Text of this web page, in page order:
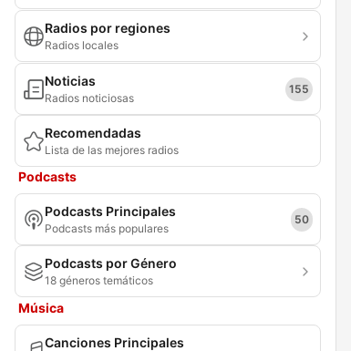
Radios por regiones
Radios locales
Noticias
Radios noticiosas
155
Recomendadas
Lista de las mejores radios
Podcasts
Podcasts Principales
Podcasts más populares
50
Podcasts por Género
18 géneros temáticos
Música
Canciones Principales